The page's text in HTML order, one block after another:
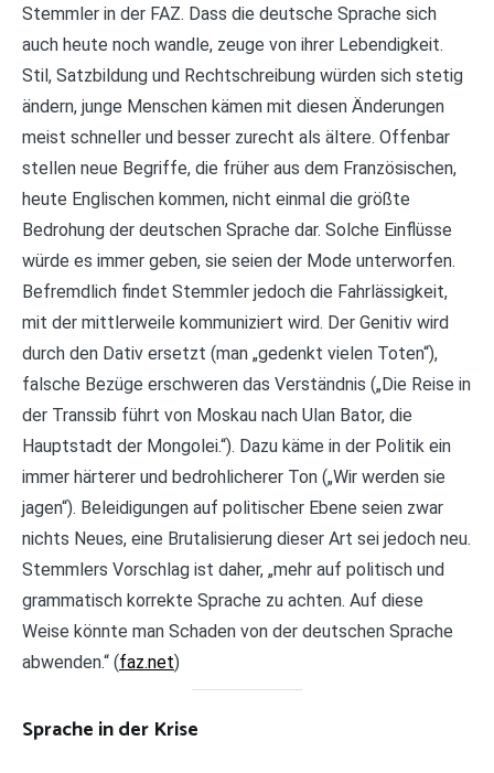
Stemmler in der FAZ. Dass die deutsche Sprache sich
auch heute noch wandle, zeuge von ihrer Lebendigkeit.
Stil, Satzbildung und Rechtschreibung würden sich stetig
ändern, junge Menschen kämen mit diesen Änderungen
meist schneller und besser zurecht als ältere. Offenbar
stellen neue Begriffe, die früher aus dem Französischen,
heute Englischen kommen, nicht einmal die größte
Bedrohung der deutschen Sprache dar. Solche Einflüsse
würde es immer geben, sie seien der Mode unterworfen.
Befremdlich findet Stemmler jedoch die Fahrlässigkeit,
mit der mittlerweile kommuniziert wird. Der Genitiv wird
durch den Dativ ersetzt (man „gedenkt vielen Toten“),
falsche Bezüge erschweren das Verständnis („Die Reise in
der Transsib führt von Moskau nach Ulan Bator, die
Hauptstadt der Mongolei.“). Dazu käme in der Politik ein
immer härterer und bedrohlicherer Ton („Wir werden sie
jagen“). Beleidigungen auf politischer Ebene seien zwar
nichts Neues, eine Brutalisierung dieser Art sei jedoch neu.
Stemmlers Vorschlag ist daher, „mehr auf politisch und
grammatisch korrekte Sprache zu achten. Auf diese
Weise könnte man Schaden von der deutschen Sprache
abwenden.“ (faz.net)
Sprache in der Krise